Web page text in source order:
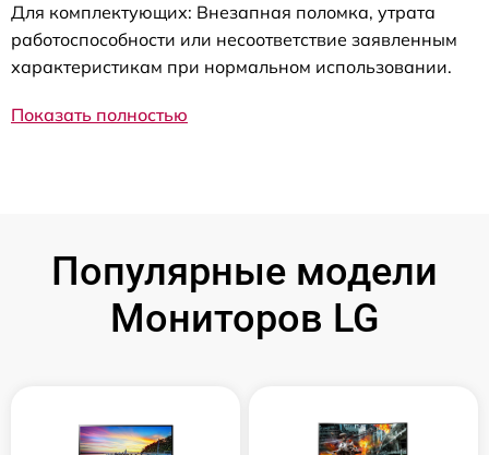
Для комплектующих: Внезапная поломка, утрата
работоспособности или несоответствие заявленным
характеристикам при нормальном использовании.
Показать полностью
Популярные модели
Мониторов LG